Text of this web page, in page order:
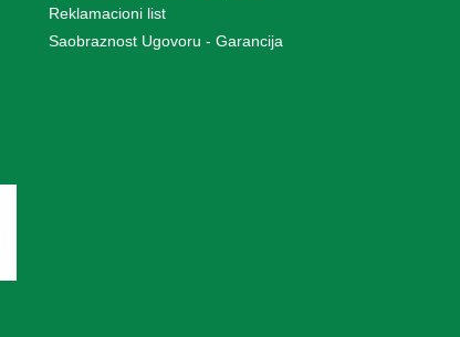
Reklamacioni list
Saobraznost Ugovoru - Garancija